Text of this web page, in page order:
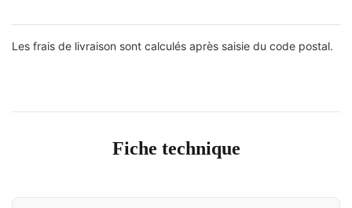
Les frais de livraison sont calculés après saisie du code postal.
Fiche technique